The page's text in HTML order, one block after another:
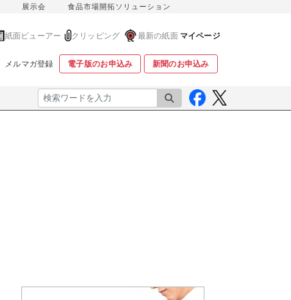
展示会 食品市場開拓ソリューション
紙面ビューアー クリッピング 最新の紙面 マイページ
メルマガ登録 電子版のお申込み 新聞のお申込み
検索